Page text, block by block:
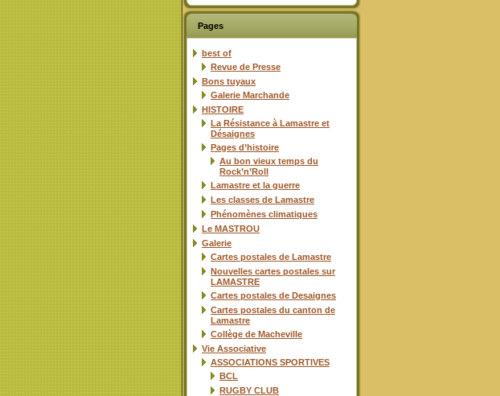
Pages
best of
Revue de Presse
Bons tuyaux
Galerie Marchande
HISTOIRE
La Résistance à Lamastre et
Désaignes
Pages d’histoire
Au bon vieux temps du
Rock’n’Roll
Lamastre et la guerre
Les classes de Lamastre
Phénomènes climatiques
Le MASTROU
Galerie
Cartes postales de Lamastre
Nouvelles cartes postales sur
LAMASTRE
Cartes postales de Desaignes
Cartes postales du canton de
Lamastre
Collège de Macheville
Vie Associative
ASSOCIATIONS SPORTIVES
BCL
RUGBY CLUB